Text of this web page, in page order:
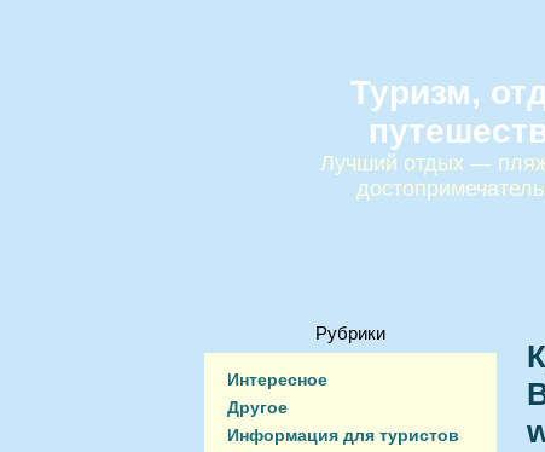
Туризм,
Лучший отдых —
Рубрики
Интересное
Другое
Информация для туристов